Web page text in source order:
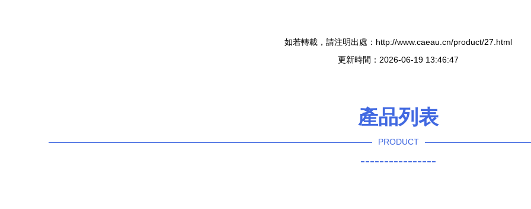
如若轉載，請注明出處：http://www.caeau.cn/product/27.html
更新時間：2026-06-19 13:46:47
產品列表
PRODUCT
----------------